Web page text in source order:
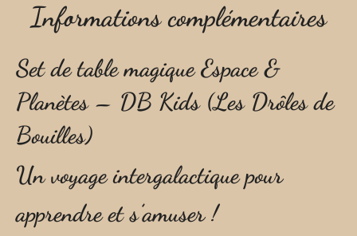
Informations complémentaires
Set de table magique Espace &
Planètes – DB Kids (Les Drôles de
Bouilles)
Un voyage intergalactique pour
apprendre et s’amuser !